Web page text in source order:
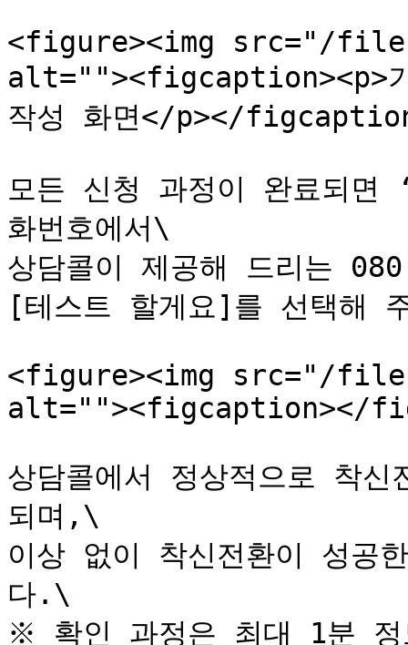
<figure><img src="/files/
alt=""><figcaption><p>기
작성 화면</p></
모든 신청 과정이 완료되면
화번호에서\
상담콜이 제공해 드리는
[테스트 할게요]를 선택해
<figure><img src="/files/
alt=""><figcaption></
상담콜에서 정상적으로 착
되며,\
이상 없이 착신전환이 성공
다.\